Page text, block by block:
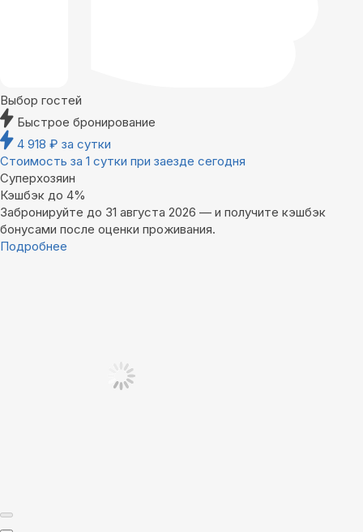
Выбор гостей
Быстрое бронирование
4 918 ₽ за сутки
Стоимость за 1 сутки при заезде сегодня
Суперхозяин
Кэшбэк до 4%
Забронируйте до 31 августа 2026 — и получите кэшбэк
бонусами после оценки проживания.
Подробнее